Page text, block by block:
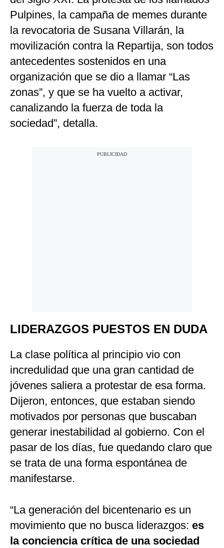
Pulpines, la campaña de memes durante
la revocatoria de Susana Villarán, la
movilización contra la Repartija, son todos
antecedentes sostenidos en una
organización que se dio a llamar “Las
zonas”, y que se ha vuelto a activar,
canalizando la fuerza de toda la
sociedad”, detalla.
LIDERAZGOS PUESTOS EN DUDA
La clase política al principio vio con
incredulidad que una gran cantidad de
jóvenes saliera a protestar de esa forma.
Dijeron, entonces, que estaban siendo
motivados por personas que buscaban
generar inestabilidad al gobierno. Con el
pasar de los días, fue quedando claro que
se trata de una forma espontánea de
manifestarse.
“La generación del bicentenario es un
movimiento que no busca liderazgos: es
la conciencia crítica de una sociedad